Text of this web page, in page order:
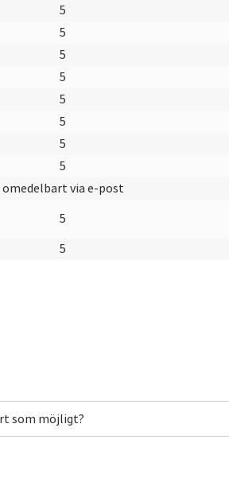
5
5
5
5
5
5
5
5
omedelbart via e-post
5
5
som möjligt?